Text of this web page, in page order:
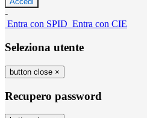
-
Entra con SPID Entra con CIE
Seleziona utente
button close ×
Recupero password